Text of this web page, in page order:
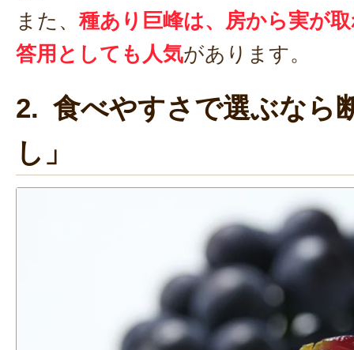
また、 種あり巨峰は、房から実が
答用としても人気があります。
2. 食べやすさで選ぶなら
し」